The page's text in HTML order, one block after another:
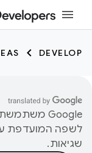
DEVELOP
לשפה המועדפת
שגיאות.